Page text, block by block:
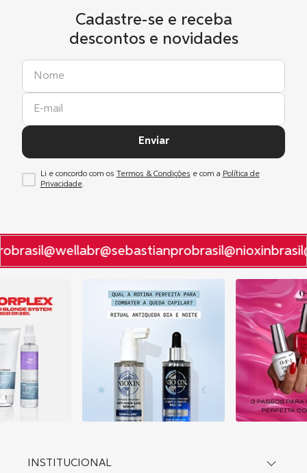
Cadastre-se e receba
descontos e novidades
Enviar
Li e concordo com os Termos & Condições e com a Política de
Privacidade.
@wellabr@sebastianprobrasil@nioxinbrasil
INSTITUCIONAL